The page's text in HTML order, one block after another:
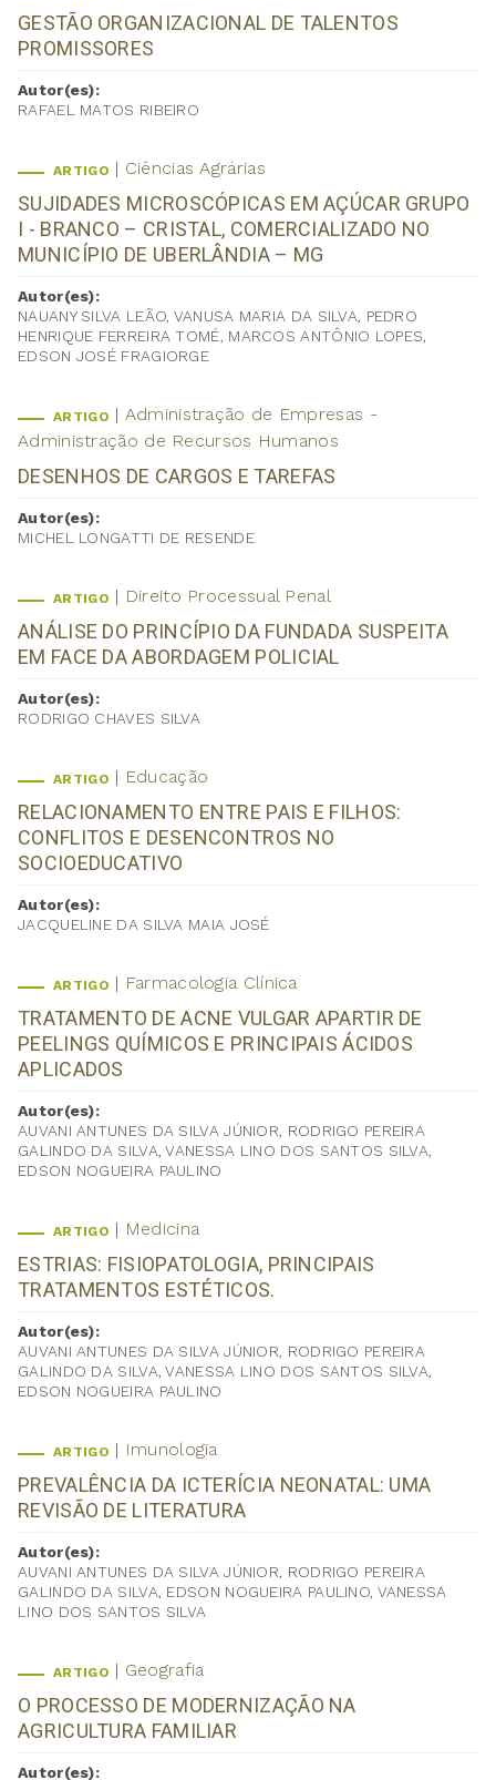
GESTÃO ORGANIZACIONAL DE TALENTOS
PROMISSORES
Autor(es):
RAFAEL MATOS RIBEIRO
ARTIGO Ciências Agrárias
SUJIDADES MICROSCÓPICAS EM AÇÚCAR GRUPO
I - BRANCO – CRISTAL, COMERCIALIZADO NO
MUNICÍPIO DE UBERLÂNDIA – MG
Autor(es):
NAUANY SILVA LEÃO, VANUSA MARIA DA SILVA, PEDRO
HENRIQUE FERREIRA TOMÉ, MARCOS ANTÔNIO LOPES,
EDSON JOSÉ FRAGIORGE
ARTIGO
Administração de Empresas -
Administração de Recursos Humanos
DESENHOS DE CARGOS E TAREFAS
Autor(es):
MICHEL LONGATTI DE RESENDE
ARTIGO Direito Processual Penal
ANÁLISE DO PRINCÍPIO DA FUNDADA SUSPEITA
EM FACE DA ABORDAGEM POLICIAL
Autor(es):
RODRIGO CHAVES SILVA
ARTIGO Educação
RELACIONAMENTO ENTRE PAIS E FILHOS:
CONFLITOS E DESENCONTROS NO
SOCIOEDUCATIVO
Autor(es):
JACQUELINE DA SILVA MAIA JOSÉ
ARTIGO Farmacologia Clínica
TRATAMENTO DE ACNE VULGAR APARTIR DE
PEELINGS QUÍMICOS E PRINCIPAIS ÁCIDOS
APLICADOS
Autor(es):
AUVANI ANTUNES DA SILVA JÚNIOR, RODRIGO PEREIRA
GALINDO DA SILVA, VANESSA LINO DOS SANTOS SILVA,
EDSON NOGUEIRA PAULINO
ARTIGO Medicina
ESTRIAS: FISIOPATOLOGIA, PRINCIPAIS
TRATAMENTOS ESTÉTICOS.
Autor(es):
AUVANI ANTUNES DA SILVA JÚNIOR, RODRIGO PEREIRA
GALINDO DA SILVA, VANESSA LINO DOS SANTOS SILVA,
EDSON NOGUEIRA PAULINO
ARTIGO Imunologia
PREVALÊNCIA DA ICTERÍCIA NEONATAL: UMA
REVISÃO DE LITERATURA
Autor(es):
AUVANI ANTUNES DA SILVA JÚNIOR, RODRIGO PEREIRA
GALINDO DA SILVA, EDSON NOGUEIRA PAULINO, VANESSA
LINO DOS SANTOS SILVA
ARTIGO Geografia
O PROCESSO DE MODERNIZAÇÃO NA
AGRICULTURA FAMILIAR
Autor(es):